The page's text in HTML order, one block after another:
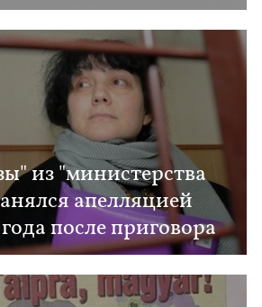
из "министерства
апелляцией
после приговора